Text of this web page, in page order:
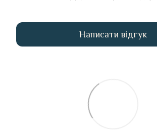
Написати відгук